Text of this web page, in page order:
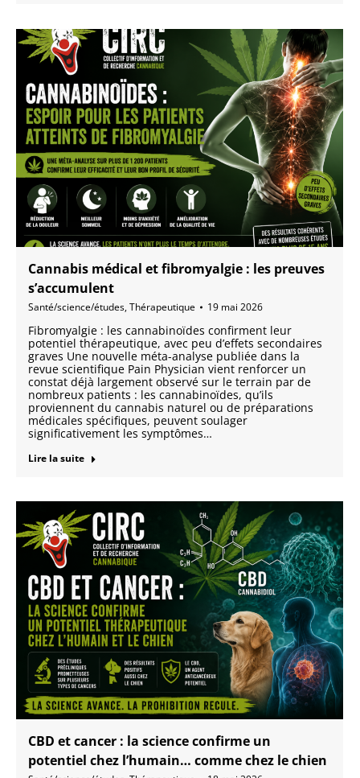
Cannabis médical et fibromyalgie : les preuves
s’accumulent
Santé/science/études,Thérapeutique 19 mai 2026
Fibromyalgie : les cannabinoïdes confirment leur
potentiel thérapeutique, avec peu d’effets secondaires
graves Une nouvelle méta-analyse publiée dans la
revue scientifique Pain Physician vient renforcer un
constat déjà largement observé sur le terrain par de
nombreux patients : les cannabinoïdes, qu’ils
proviennent du cannabis naturel ou de préparations
médicales spécifiques, peuvent soulager
significativement les symptômes…
Lire la suite
CBD et cancer : la science confirme un
potentiel chez l’humain… comme chez le chien